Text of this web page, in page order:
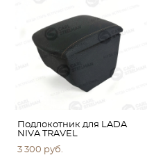
Подлокотник для LADA
NIVA TRAVEL
3 300 pуб.